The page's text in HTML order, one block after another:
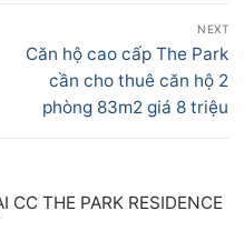
NEXT
Next
post:
Căn hộ cao cấp The Park
cần cho thuê căn hộ 2
phòng 83m2 giá 8 triệu
CC THE PARK RESIDENCE